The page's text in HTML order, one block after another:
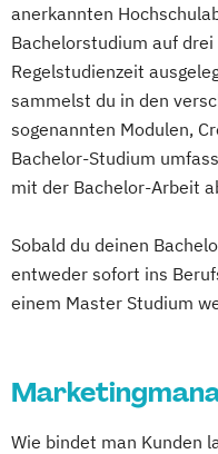
anerkannten
Bachelorstudium auf
Regelstudienzeit
sammelst du in den
sogenannten Modulen,
Bachelor-Studium
mit der Bachelor-Arbeit
Sobald du deinen
entweder sofort ins
einem Master Studium
Wie bindet man Kunden